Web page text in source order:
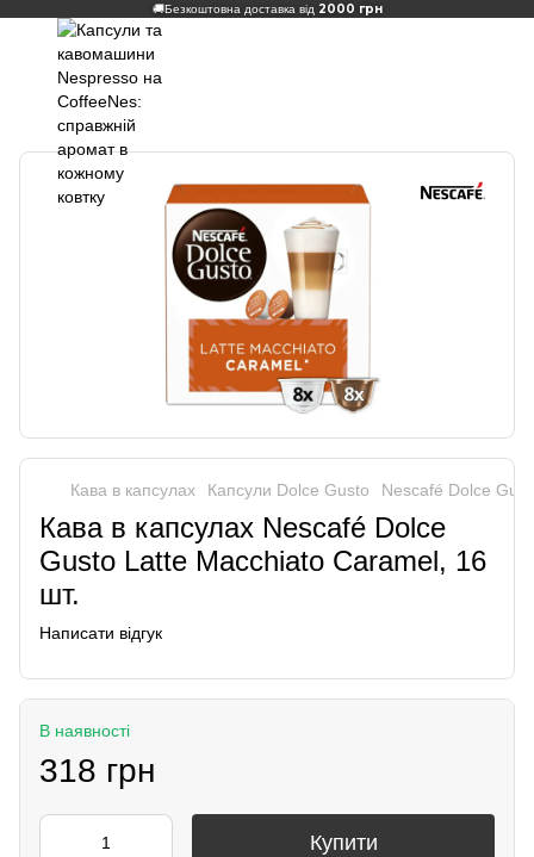
🚚Безкоштовна доставка від 2000 грн
Кава в капсулах Капсули Dolce Gusto Nescafé Dolce
Кава в капсулах Nescafé Dolce
Gusto Latte Macchiato Caramel, 16
шт.
Написати відгук
В наявності
318 грн
Купити